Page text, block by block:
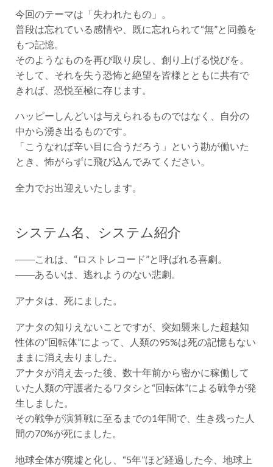
今回のテーマは「失われたもの」。
普段は忘れている感情や、既に忘れられて“無”と同義を
もつ記憶。
そのようなものを再び取り戻し、創り上げる悦びを。
そして、それを失う恐怖と絶望を皆様とともに共有で
きれば、恐悦至極に存じます。
ハッピーしんどいは与えられるものではなく、自分の
中から湧き出るものです。
「こうなれば辛い目に合うだろう」という勘が働いた
とき、怖がらずに飛び込んでみてください。
全力でお出迎えいたします。
システム名、システム紹介
――これは、“ロストレコード”と呼ばれる喜劇。
――あるいは、逃れようのない悲劇。
アナタは、死にました。
アナタの知りえないことですが、突如襲来した超越知
性体の“回転体”によって、人類の95%は死の記憶もない
ままに消え去りました。
アナタが消え去った後、数十年前から密かに稼働して
いた人類の守護者たるワタシと“回転体”による戦争が発
生しました。
その戦争が演算戦に至るまでの1年間で、生き残った人
間の70%が死にました。
地球全体が廃墟と化し、“5年”ほど経過した今、地球上